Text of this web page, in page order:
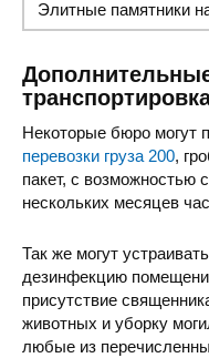
Элитные памятники
Некоторые бюро могут
перевозки груза 200,
пакет, с возможностью
нескольких месяцев
Так же могут
дезинфекцию
присутствие
животных и уборку
любые из